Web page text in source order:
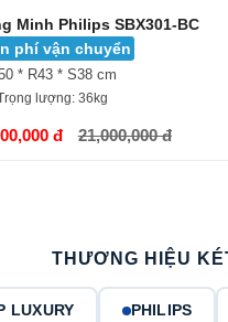
Minh Philips SBX301-BC
phí vận chuyển
* R43 * S38 cm
lượng:36kg
đ 21,000,000 đ
THƯƠNG HIỆU
LUXURY PHILIPS